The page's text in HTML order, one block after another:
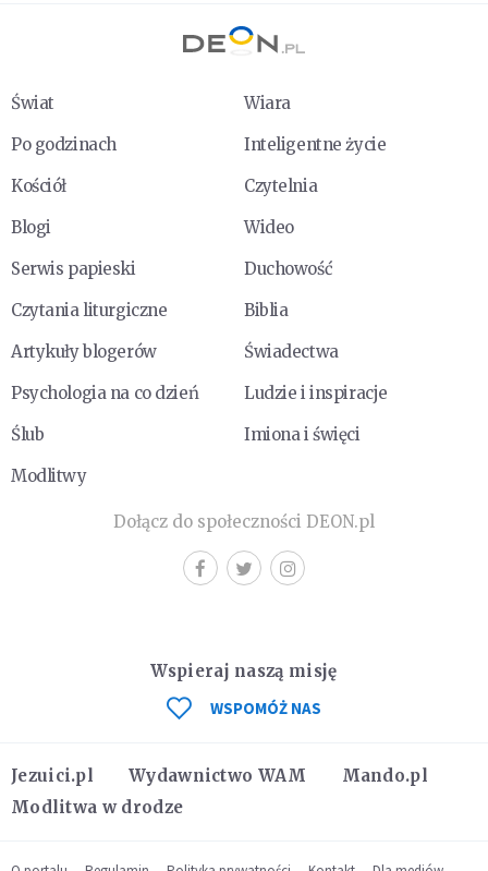
Świat
Wiara
Po godzinach
Inteligentne życie
Kościół
Czytelnia
Blogi
Wideo
Serwis papieski
Duchowość
Czytania liturgiczne
Biblia
Artykuły blogerów
Świadectwa
Psychologia na co dzień
Ludzie i inspiracje
Ślub
Imiona i święci
Modlitwy
Dołącz do społeczności DEON.pl
Jezuici.pl Wydawnictwo WAM
Mando.pl
Modlitwa w drodze
Wspieraj naszą misję
WSPOMÓŻ NAS